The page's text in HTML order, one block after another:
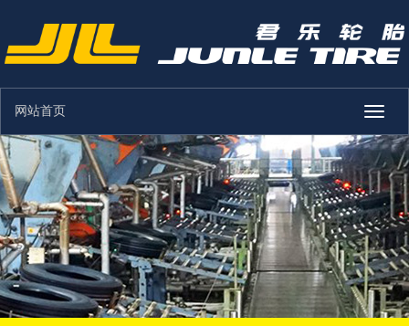
Toggle
网站首页